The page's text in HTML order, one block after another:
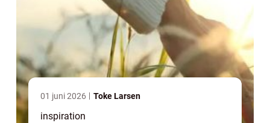
01 juni 2026 Toke Larsen
inspiration